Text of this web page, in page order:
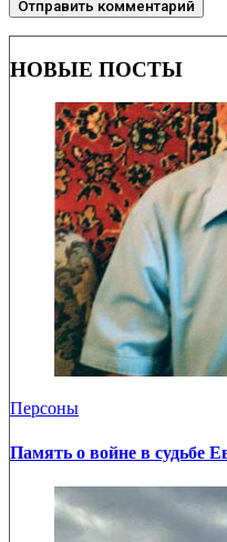
НОВЫЕ ПОСТЫ
Персоны
Память о войне в судьбе